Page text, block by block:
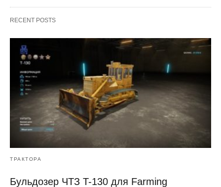
RECENT POSTS
ТРАКТОРА
Бульдозер ЧТЗ T-130 для Farming